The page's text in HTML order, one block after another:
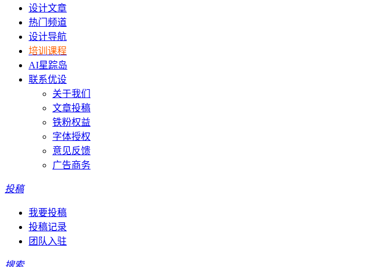
设计文章
热门频道
设计导航
培训课程
AI星踪岛
联系优设
关于我们
文章投稿
铁粉权益
字体授权
意见反馈
广告商务
投稿
我要投稿
投稿记录
团队入驻
搜索